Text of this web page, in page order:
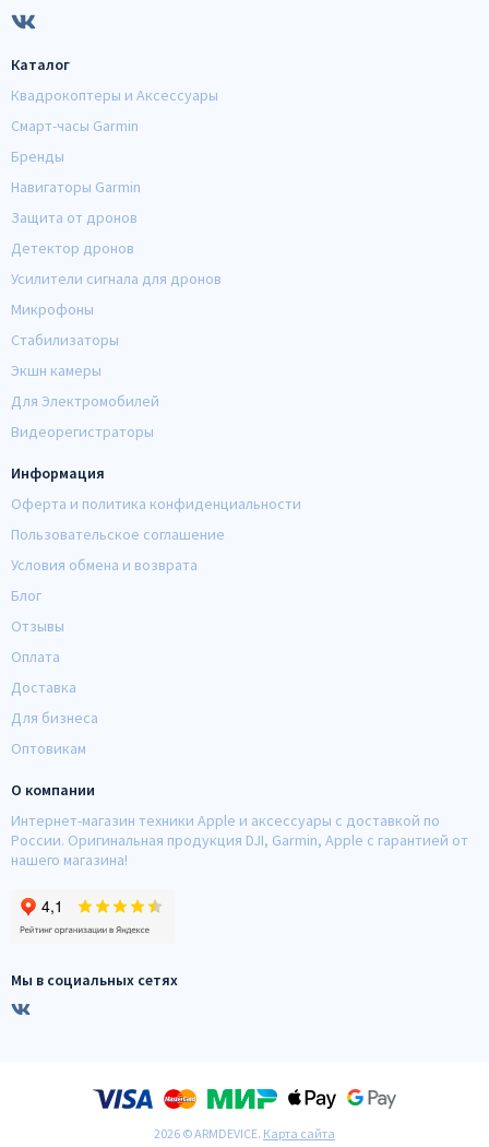
Каталог
Квадрокоптеры и Аксессуары
Смарт-часы Garmin
Бренды
Навигаторы Garmin
Защита от дронов
Детектор дронов
Усилители сигнала для дронов
Микрофоны
Стабилизаторы
Экшн камеры
Для Электромобилей
Видеорегистраторы
Информация
Оферта и политика конфиденциальности
Пользовательское соглашение
Условия обмена и возврата
Блог
Отзывы
Оплата
Доставка
Для бизнеса
Оптовикам
О компании
Интернет-магазин техники Apple и аксессуары с доставкой по
России. Оригинальная продукция DJI, Garmin, Apple с гарантией от
нашего магазина!
Мы в социальных сетях
2026 © ARMDEVICE. Карта сайта